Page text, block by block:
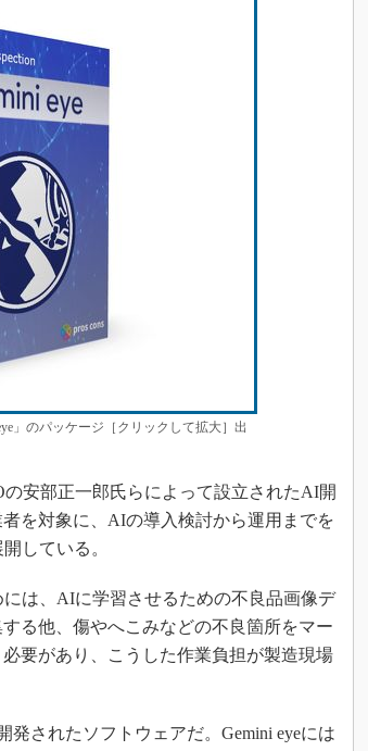
イノベーション
製造業ビッグデータ
メイドインジャパン
知財マネジメント
海外生産
グローバル設計・開発
」のパッケージ［クリックして拡大］出
安部正一郎氏らによって設立されたAI開
を対象に、AIの導入検討から運用までを
している。
は、AIに学習させるための不良品画像デ
る他、傷やへこみなどの不良箇所をマー
要があり、こうした作業負担が製造現場
されたソフトウェアだ。Gemini eyeには